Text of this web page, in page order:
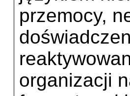
przemocy,
organizacji